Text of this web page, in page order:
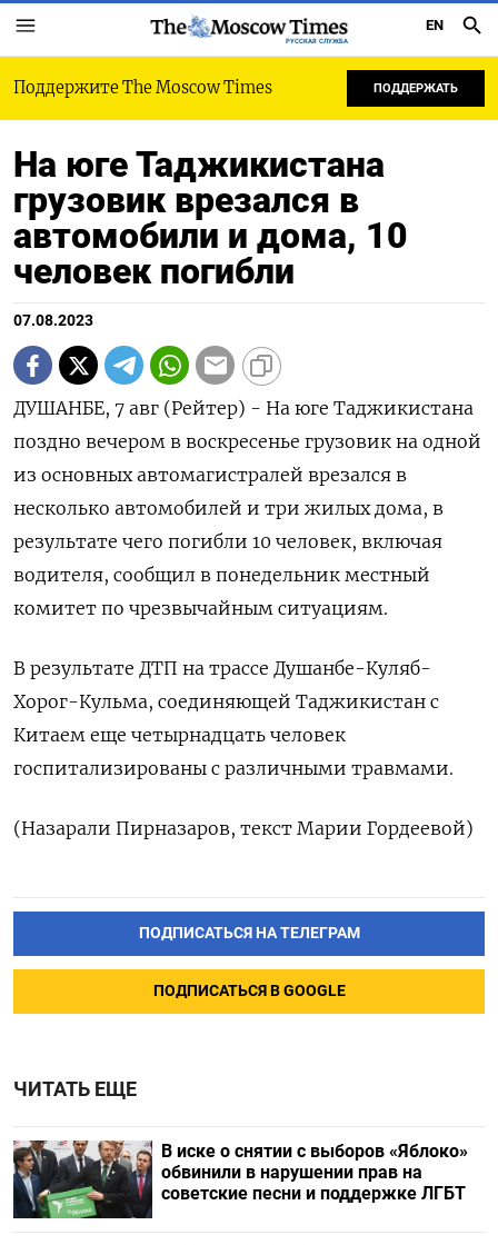
РУССКАЯ СЛУЖБА
EN
Поддержите The Moscow Times ПОДДЕРЖАТЬ
На юге Таджикистана
грузовик врезался в
автомобили и дома, 10
человек погибли
07.08.2023
ДУШАНБЕ, 7 авг (Рейтер) - На юге Таджикистана
поздно вечером в воскресенье грузовик на одной
из основных автомагистралей врезался в
несколько автомобилей и три жилых дома, в
результате чего погибли 10 человек, включая
водителя, сообщил в понедельник местный
комитет по чрезвычайным ситуациям.
В результате ДТП на трассе Душанбе-Куляб-
Хорог-Кульма, соединяющей Таджикистан с
Китаем еще четырнадцать человек
госпитализированы с различными травмами.
(Назарали Пирназаров, текст Марии Гордеевой)
ПОДПИСАТЬСЯ НА ТЕЛЕГРАМ
ПОДПИСАТЬСЯ В GOOGLE
ЧИТАТЬ ЕЩЕ
В иске о снятии с выборов «Яблоко»
обвинили в нарушении прав на
советские песни и поддержке ЛГБТ